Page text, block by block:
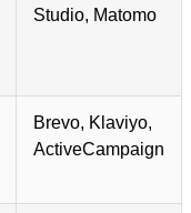
Studio, Matomo
Brevo, Klaviyo,
ActiveCampaign